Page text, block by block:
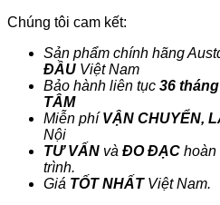
Chúng tôi cam kết:
Sản phẩm chính hãng
ĐẦU Việt Nam
Bảo hành liên tục 36 tháng
TÂM
Miễn phí VẬN CHUYỂN,
Nội
TƯ VẤN và ĐO ĐẠC hoàn
trình.
Giá TỐT NHẤTViệt Nam.